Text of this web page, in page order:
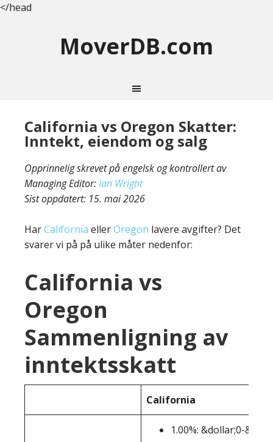
</head
MoverDB.com
California vs Oregon Skatter:
Inntekt, eiendom og salg
Opprinnelig skrevet på engelsk og kontrollert av
Managing Editor:Ian Wright
Sist oppdatert: 15. mai 2026
HarCalifornia ellerOregon lavere avgifter? Det
svarer vi på på ulike måter nedenfor:
California vs
Oregon
Sammenligning av
inntektsskatt
California
1.00%: &dollar;0-